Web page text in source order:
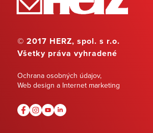
© 2017 HERZ, spol. s r.o.
Všetky práva vyhradené
Ochrana osobných údajov,
Web design a Internet marketing